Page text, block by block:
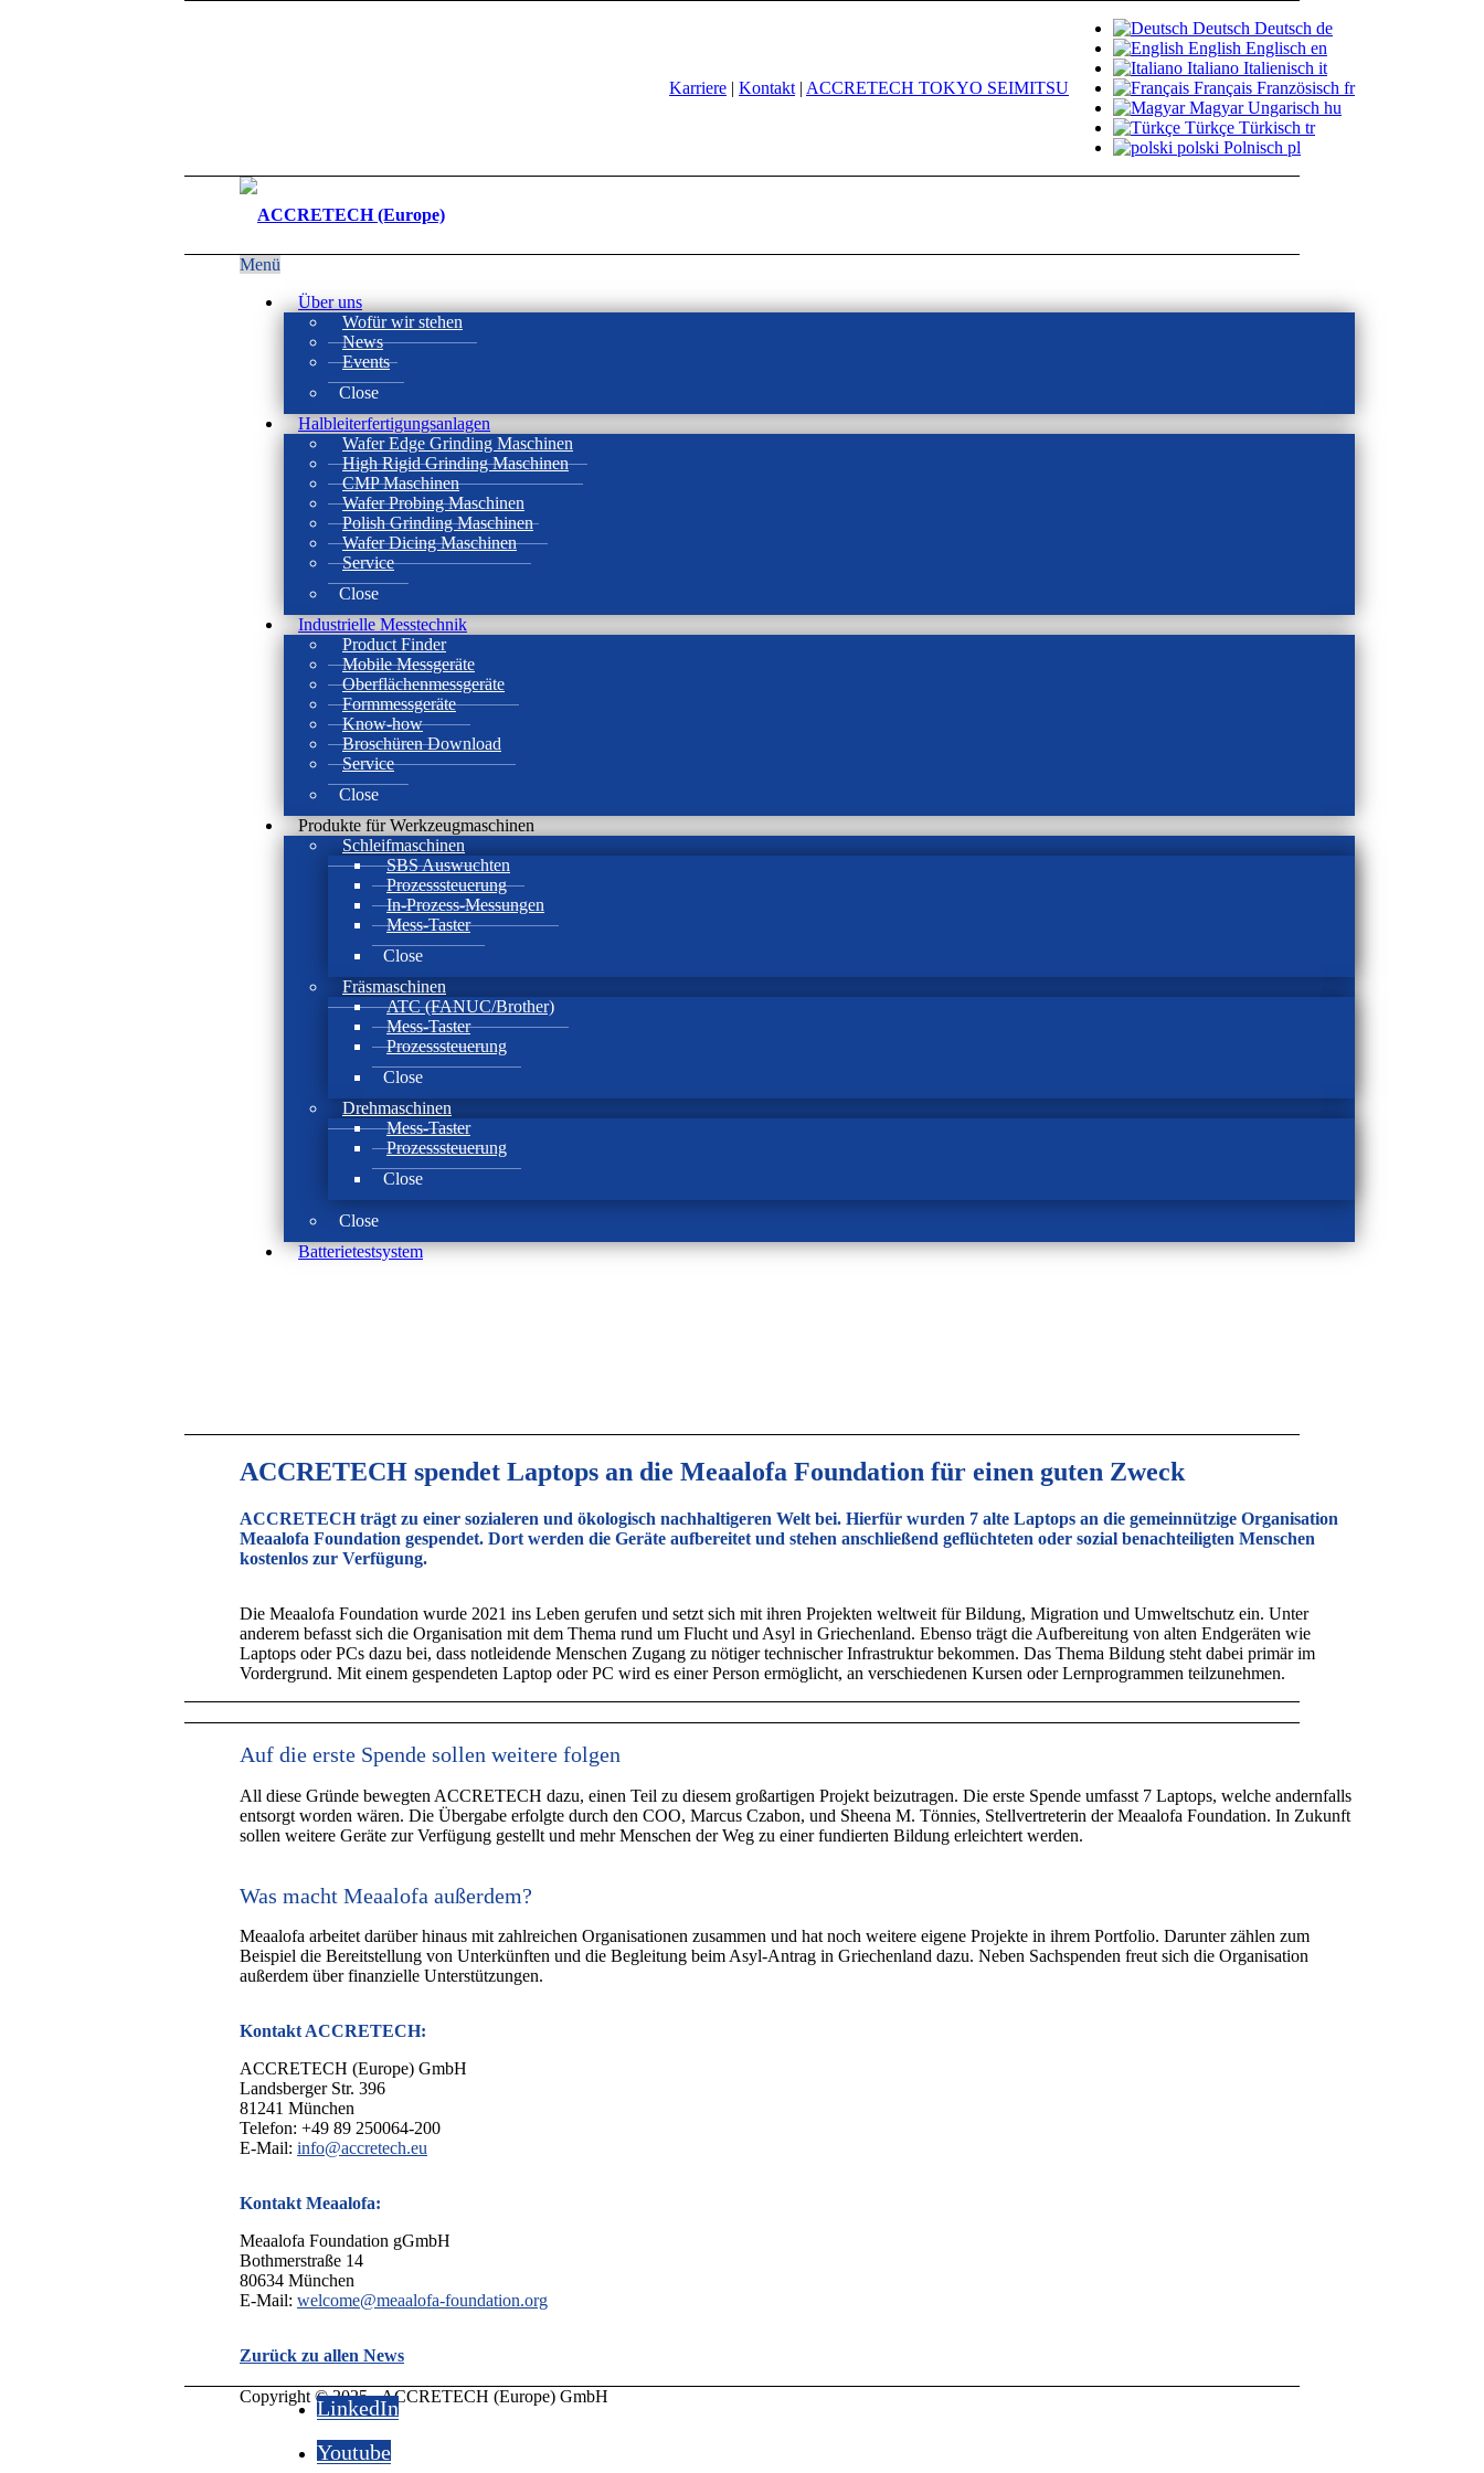
Deutsch Deutsch de
English Englisch en
Italiano Italienisch it
Français Französisch fr
Magyar Ungarisch hu
Türkçe Türkisch tr
polski Polnisch pl
Karriere | Kontakt | ACCRETECH TOKYO SEIMITSU
Menü
Über uns
Wofür wir stehen
News
Events
Close
Halbleiterfertigungsanlagen
Wafer Edge Grinding Maschinen
High Rigid Grinding Maschinen
CMP Maschinen
Wafer Probing Maschinen
Polish Grinding Maschinen
Wafer Dicing Maschinen
Service
Close
Industrielle Messtechnik
Product Finder
Mobile Messgeräte
Oberflächenmessgeräte
Formmessgeräte
Know-how
Broschüren Download
Service
Close
Produkte für Werkzeugmaschinen
Schleifmaschinen
SBS Auswuchten
Prozesssteuerung
In-Prozess-Messungen
Mess-Taster
Close
Fräsmaschinen
ATC (FANUC/Brother)
Mess-Taster
Prozesssteuerung
Close
Drehmaschinen
Mess-Taster
Prozesssteuerung
Close
Close
Batterie­test­system
ACCRETECH spendet Laptops an die Meaalofa Foundation für einen guten Zweck
ACCRETECH trägt zu einer sozialeren und ökologisch nachhaltigeren Welt bei. Hierfür wurden 7 alte Laptops an die gemeinnützige Organisation
Meaalofa Foundation gespendet. Dort werden die Geräte aufbereitet und stehen anschließend geflüchteten oder sozial benachteiligten Menschen
kostenlos zur Verfügung.
Die Meaalofa Foundation wurde 2021 ins Leben gerufen und setzt sich mit ihren Projekten weltweit für Bildung, Migration und Umweltschutz ein. Unter
anderem befasst sich die Organisation mit dem Thema rund um Flucht und Asyl in Griechenland. Ebenso trägt die Aufbereitung von alten Endgeräten wie
Laptops oder PCs dazu bei, dass notleidende Menschen Zugang zu nötiger technischer Infrastruktur bekommen. Das Thema Bildung steht dabei primär im
Vordergrund. Mit einem gespendeten Laptop oder PC wird es einer Person ermöglicht, an verschiedenen Kursen oder Lernprogrammen teilzunehmen.
Auf die erste Spende sollen weitere folgen
All diese Gründe bewegten ACCRETECH dazu, einen Teil zu diesem großartigen Projekt beizutragen. Die erste Spende umfasst 7 Laptops, welche andernfalls
entsorgt worden wären. Die Übergabe erfolgte durch den COO, Marcus Czabon, und Sheena M. Tönnies, Stellvertreterin der Meaalofa Foundation. In Zukunft
sollen weitere Geräte zur Verfügung gestellt und mehr Menschen der Weg zu einer fundierten Bildung erleichtert werden.
Was macht Meaalofa außerdem?
Meaalofa arbeitet darüber hinaus mit zahlreichen Organisationen zusammen und hat noch weitere eigene Projekte in ihrem Portfolio. Darunter zählen zum
Beispiel die Bereitstellung von Unterkünften und die Begleitung beim Asyl-Antrag in Griechenland dazu. Neben Sachspenden freut sich die Organisation
außerdem über finanzielle Unterstützungen.
Kontakt ACCRETECH:
ACCRETECH (Europe) GmbH
Landsberger Str. 396
81241 München
Telefon: +49 89 250064-200
E-Mail: info@accretech.eu
Kontakt Meaalofa:
Meaalofa Foundation gGmbH
Bothmerstraße 14
80634 München
E-Mail: welcome@meaalofa-foundation.org
Zurück zu allen News
Copyright © 2025 - ACCRETECH (Europe) GmbH
LinkedIn
Youtube